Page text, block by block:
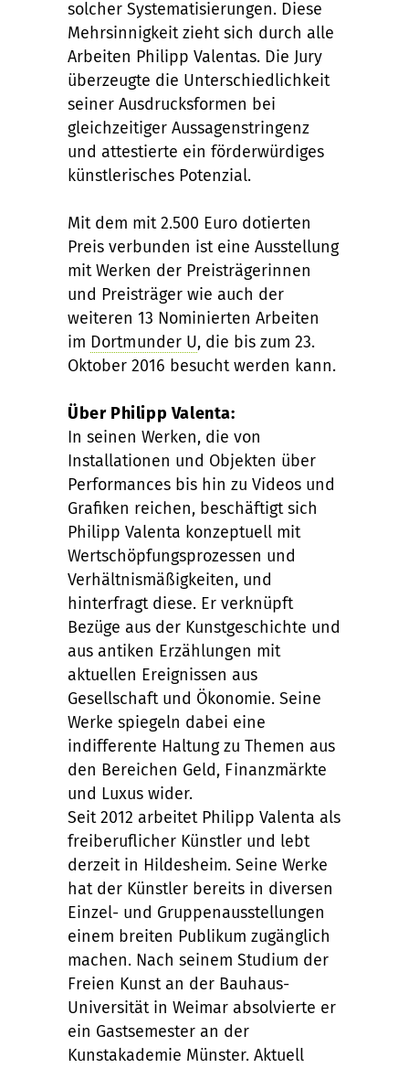
solcher Systematisierungen. Diese
Mehrsinnigkeit zieht sich durch alle
Arbeiten Philipp Valentas. Die Jury
überzeugte die Unterschiedlichkeit
seiner Ausdrucksformen bei
gleichzeitiger Aussagenstringenz
und attestierte ein förderwürdiges
künstlerisches Potenzial.
Mit dem mit 2.500 Euro dotierten
Preis verbunden ist eine Ausstellung
mit Werken der Preisträgerinnen
und Preisträger wie auch der
weiteren 13 Nominierten Arbeiten
im Dortmunder U, die bis zum 23.
Oktober 2016 besucht werden kann.
Über Philipp Valenta:
In seinen Werken, die von
Installationen und Objekten über
Performances bis hin zu Videos und
Grafiken reichen, beschäftigt sich
Philipp Valenta konzeptuell mit
Wertschöpfungsprozessen und
Verhältnismäßigkeiten, und
hinterfragt diese. Er verknüpft
Bezüge aus der Kunstgeschichte und
aus antiken Erzählungen mit
aktuellen Ereignissen aus
Gesellschaft und Ökonomie. Seine
Werke spiegeln dabei eine
indifferente Haltung zu Themen aus
den Bereichen Geld, Finanzmärkte
und Luxus wider.
Seit 2012 arbeitet Philipp Valenta als
freiberuflicher Künstler und lebt
derzeit in Hildesheim. Seine Werke
hat der Künstler bereits in diversen
Einzel- und Gruppenausstellungen
einem breiten Publikum zugänglich
machen. Nach seinem Studium der
Freien Kunst an der Bauhaus-
Universität in Weimar absolvierte er
ein Gastsemester an der
Kunstakademie Münster. Aktuell